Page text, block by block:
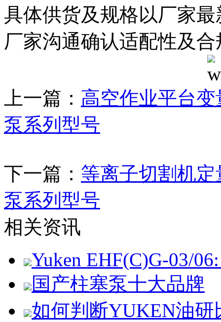
具体供货及规格以厂家
厂家沟通确认适配性及
上一篇： 高空作业平台
泵系列型号
下一篇： 等离子切割机
泵系列型号
相关资讯
Yuken EHF(C)G-03/
国产柱塞泵十大品牌
如何判断YUKEN油